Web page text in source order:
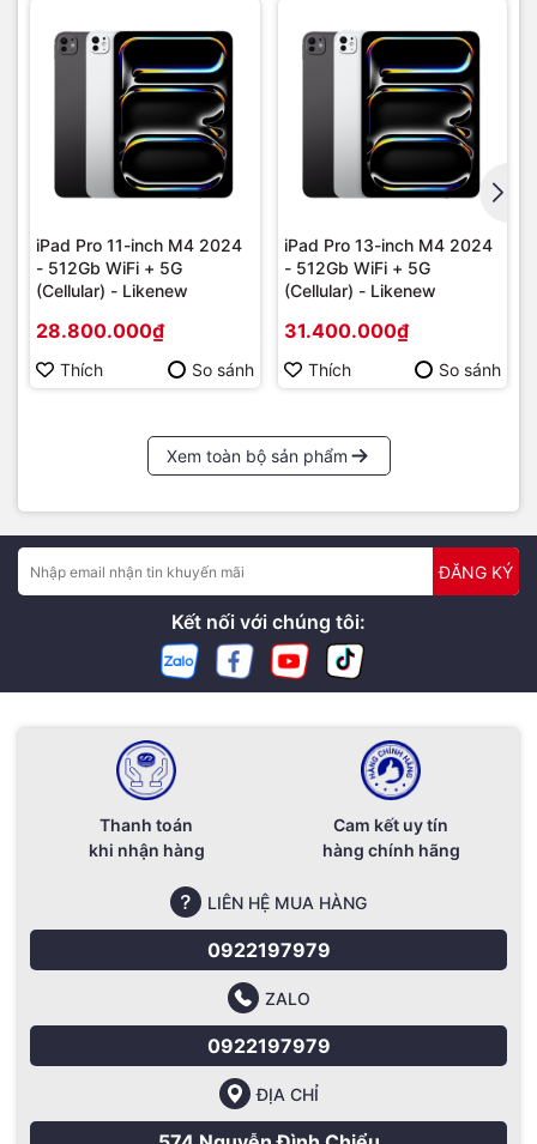
iPad Pro 11-inch M4 2024
- 512Gb WiFi + 5G
(Cellular) - Likenew
28.800.000₫
Thích So sánh
iPad Pro 13-inch M4 2024
- 512Gb WiFi + 5G
(Cellular) - Likenew
31.400.000₫
Thích So sánh
Xem toàn bộ sản phẩm
ĐĂNG KÝ
Kết nối với chúng tôi:
Thanh toán
khi nhận hàng
Cam kết uy tín
hàng chính hãng
LIÊN HỆ MUA HÀNG
0922197979
ZALO
0922197979
ĐỊA CHỈ